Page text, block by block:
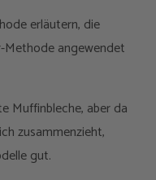
erläutern, die
Methode angewendet
Muffinbleche, aber da
zusammenzieht,
gut.